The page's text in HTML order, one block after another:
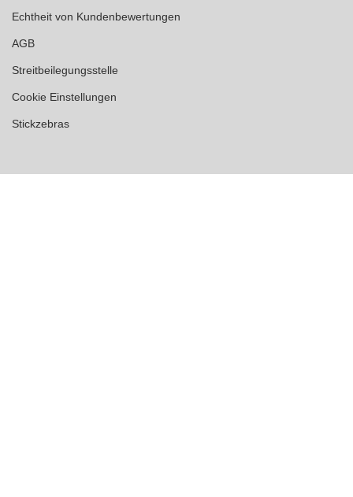
Echtheit von Kundenbewertungen
AGB
Streitbeilegungsstelle
Cookie Einstellungen
Stickzebras